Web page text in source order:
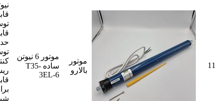
11
موتور
بالارو
موتور 6 نیوتن
ساده T35-
3EL-6
حد